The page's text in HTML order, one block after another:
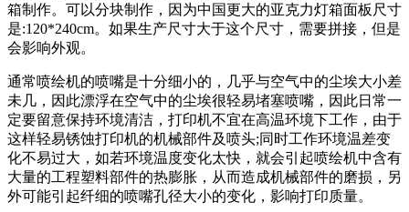
箱制作。可以分块制作，因为中国更大的亚克力灯箱面板尺寸
是:120*240cm。如果生产尺寸大于这个尺寸，需要拼接，但是
会影响外观。
通常喷绘机的喷嘴是十分细小的，几乎与空气中的尘埃大小差
未几，因此漂浮在空气中的尘埃很轻易堵塞喷嘴，因此日常一
定要留意保持环境清洁，打印机不宜在高温环境下工作，由于
这样轻易锈蚀打印机的机械部件及喷头;同时工作环境温差变
化不易过大，如若环境温度变化太快，就会引起喷绘机中含有
大量的工程塑料部件的热膨胀，从而造成机械部件的磨损，另
外可能引起纤细的喷嘴孔径大小的变化，影响打印质量。